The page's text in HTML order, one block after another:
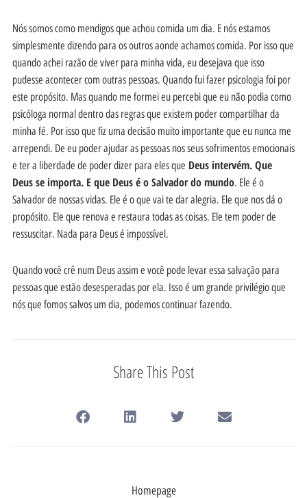
Nós somos como mendigos que achou comida um dia. E nós estamos
simplesmente dizendo para os outros aonde achamos comida. Por isso que
quando achei razão de viver para minha vida, eu desejava que isso
pudesse acontecer com outras pessoas. Quando fui fazer psicologia foi por
este propósito. Mas quando me formei eu percebi que eu não podia como
psicóloga normal dentro das regras que existem poder compartilhar da
minha fé. Por isso que fiz uma decisão muito importante que eu nunca me
arrependi. De eu poder ajudar as pessoas nos seus sofrimentos emocionais
e ter a liberdade de poder dizer para eles que Deus intervém. Que
Deus se importa. E que Deus é o Salvador do mundo. Ele é o
Salvador de nossas vidas. Ele é o que vai te dar alegria. Ele que nos dá o
propósito. Ele que renova e restaura todas as coisas. Ele tem poder de
ressuscitar. Nada para Deus é impossível.
Quando você crê num Deus assim e você pode levar essa salvação para
pessoas que estão desesperadas por ela. Isso é um grande privilégio que
nós que fomos salvos um dia, podemos continuar fazendo.
Share This Post
Homepage